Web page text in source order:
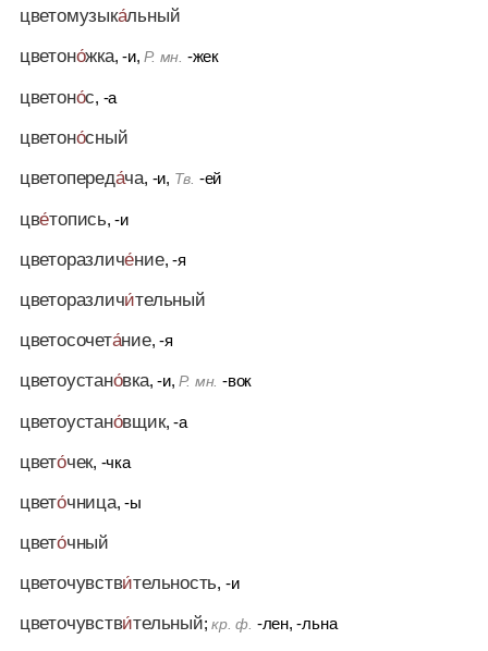
цветомузыка́льный
цветоно́жка, -и,Р. мн. -жек
цветоно́с, -а
цветоно́сный
цветопереда́ча, -и, Тв. -ей
цве́топись, -и
цветоразличе́ние, -я
цветоразличи́тельный
цветосочета́ние, -я
цветоустано́вка, -и,Р. мн. -вок
цветоустано́вщик, -а
цвето́чек, -чка
цвето́чница, -ы
цвето́чный
цветочувстви́тельность, -и
цветочувстви́тельный;кр. ф. -лен, -льна